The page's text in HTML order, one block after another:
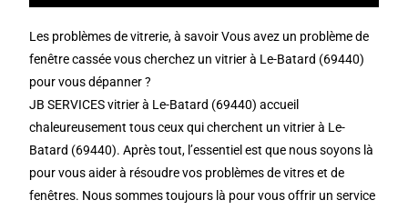
Les problèmes de vitrerie, à savoir Vous avez un problème de
fenêtre cassée vous cherchez un vitrier à Le-Batard (69440)
pour vous dépanner ?
JB SERVICES vitrier à Le-Batard (69440) accueil
chaleureusement tous ceux qui cherchent un vitrier à Le-
Batard (69440). Après tout, l’essentiel est que nous soyons là
pour vous aider à résoudre vos problèmes de vitres et de
fenêtres. Nous sommes toujours là pour vous offrir un service